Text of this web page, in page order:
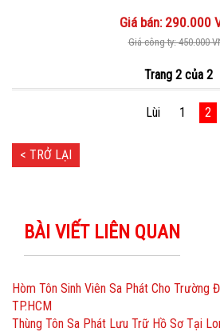
Giá bán: 290.000
Giá công ty: 450.000
Trang 2 của 2
Lùi 1 2
< TRỞ LẠI
BÀI VIẾT LIÊN QUAN
Hòm Tôn Sinh Viên Sa Phát Cho Trường
TP.HCM
Thùng Tôn Sa Phát Lưu Trữ Hồ Sơ Tại